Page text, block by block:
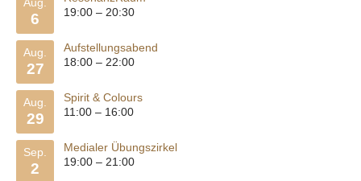
6
19:00 – 20:30
Aug.
27
Aufstellungsabend
18:00 – 22:00
Aug.
29
Spirit & Colours
11:00 – 16:00
Sep.
2
Medialer Übungszirkel
19:00 – 21:00